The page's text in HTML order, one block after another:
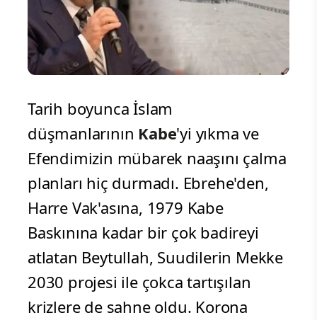
Tarih boyunca İslam
düşmanlarının Kabe'yi yıkma ve
Efendimizin mübarek naaşını çalma
planları hiç durmadı. Ebrehe'den,
Harre Vak'asına, 1979 Kabe
Baskınına kadar bir çok badireyi
atlatan Beytullah, Suudilerin Mekke
2030 projesi ile çokca tartışılan
krizlere de sahne oldu. Korona